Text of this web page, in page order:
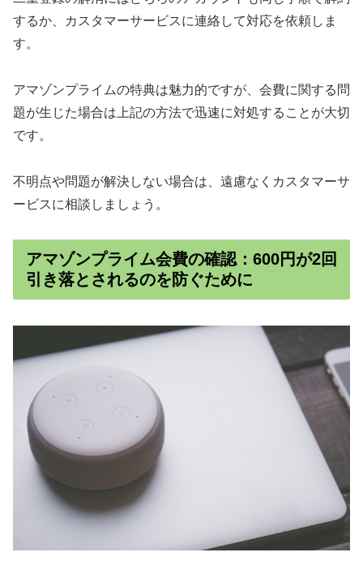
するか、カスタマーサービスに連絡して対応を依頼しま
す。
アマゾンプライムの特典は魅力的ですが、会費に関する問
題が生じた場合は上記の方法で迅速に対処することが大切
です。
不明点や問題が解決しない場合は、遠慮なくカスタマーサ
ービスに相談しましょう。
アマゾンプライム会費の確認：600円が2回
引き落とされるのを防ぐために